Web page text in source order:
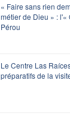
« Faire sans rien
métier de Dieu » : l'«
Pérou
Le Centre Las
préparatifs de la